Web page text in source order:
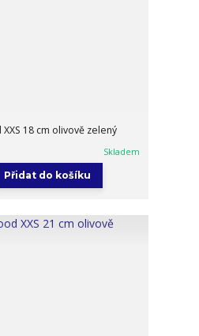
18 cm olivově zelený
Skladem
Přidat do košíku